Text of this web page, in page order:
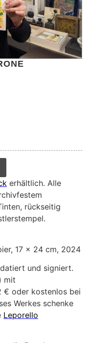
erhältlich. Alle
rückseitig
17 x 24 cm, 2024
und signiert.
mit
€ oder kostenlos bei
Werkes schenke
Leporello